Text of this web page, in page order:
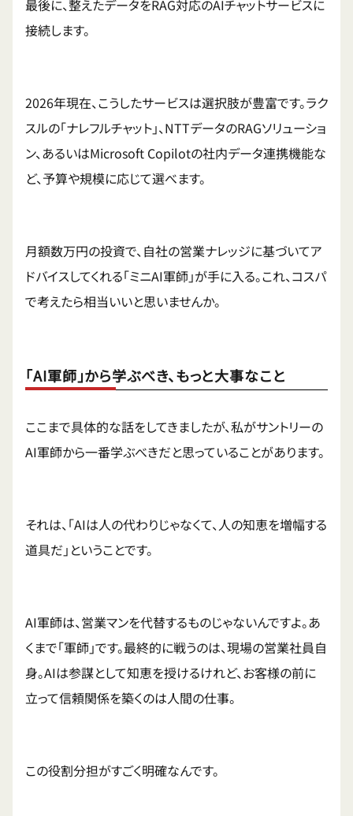
最後に、整えたデータをRAG対応のAIチャットサービスに
接続します。
2026年現在、こうしたサービスは選択肢が豊富です。ラク
スルの「ナレフルチャット」、NTTデータのRAGソリューショ
ン、あるいはMicrosoft Copilotの社内データ連携機能な
ど、予算や規模に応じて選べます。
月額数万円の投資で、自社の営業ナレッジに基づいてア
ドバイスしてくれる「ミニAI軍師」が手に入る。これ、コスパ
で考えたら相当いいと思いませんか。
「AI軍師」から学ぶべき、もっと大事なこと
ここまで具体的な話をしてきましたが、私がサントリーの
AI軍師から一番学ぶべきだと思っていることがあります。
それは、「AIは人の代わりじゃなくて、人の知恵を増幅する
道具だ」ということです。
AI軍師は、営業マンを代替するものじゃないんですよ。あ
くまで「軍師」です。最終的に戦うのは、現場の営業社員自
身。AIは参謀として知恵を授けるけれど、お客様の前に
立って信頼関係を築くのは人間の仕事。
この役割分担がすごく明確なんです。